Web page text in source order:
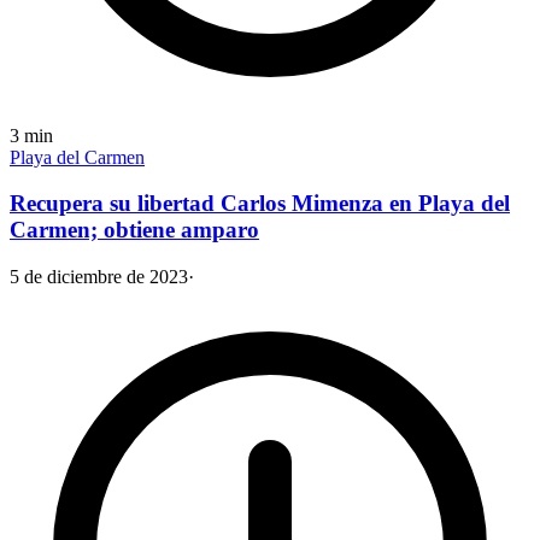
3 min
Playa del Carmen
Recupera su libertad Carlos Mimenza en Playa del
Carmen; obtiene amparo
5 de diciembre de 2023·